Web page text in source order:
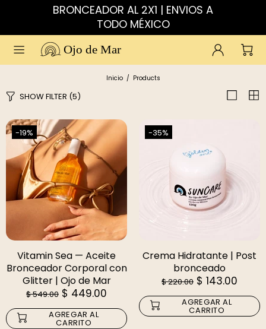
BRONCEADOR AL 2X1 | ENVIOS A
TODO MÉXICO
Ojo de Mar
Inicio Products
SHOW FILTER (5)
-19%
Vitamin Sea — Aceite
Bronceador Corporal con
Glitter | Ojo de Mar
$ 549.00 $ 449.00
AGREGAR AL
CARRITO
-35%
Crema Hidratante | Post
bronceado
$ 220.00 $ 143.00
AGREGAR AL
CARRITO